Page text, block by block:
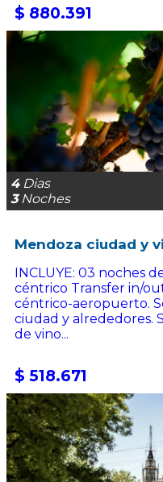
$ 880.391
4Dias
3Noches
Mendoza ciudad y
INCLUYE: 03 noches
céntrico Transfer in/
céntrico-aeropuerto.
ciudad y alrededores.
de vino...
$ 518.671